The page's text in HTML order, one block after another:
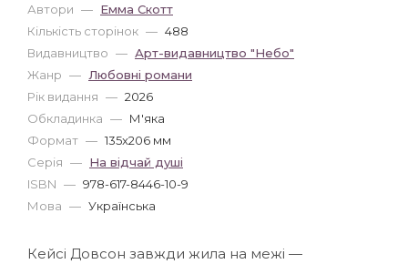
Автори — Емма Скотт
Кількість сторінок — 488
Видавництво — Арт-видавництво "Небо"
Жанр — Любовні романи
Рік видання — 2026
Обкладинка — М'яка
Формат — 135x206 мм
Серія — На відчай душі
ISBN — 978-617-8446-10-9
Мова — Українська
Кейсі Довсон завжди жила на межі —